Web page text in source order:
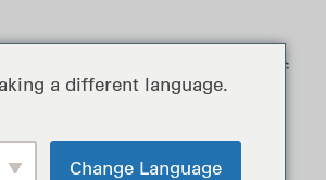
프로세스
a different language.
Change Language